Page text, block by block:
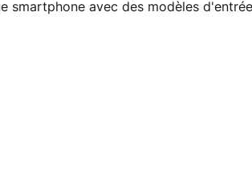
smartphone avec des modèles d'entrée